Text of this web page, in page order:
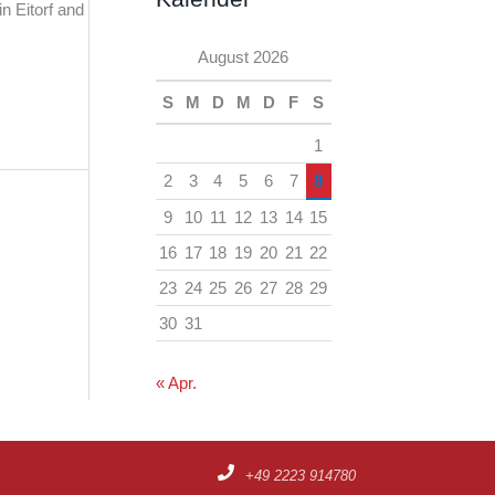
Eitorf and
h
August 2026
S M D M D F S
1
2
3 4 5 6 7
8
9
10 11 12 13 14 15
16 17 18 19 20 21 22
23 24 25 26 27 28 29
30 31
« Apr.
+49 2223 914780